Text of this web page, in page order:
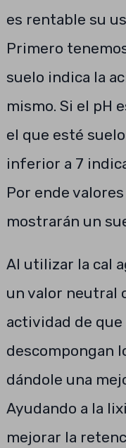
es rentable su
Primero
suelo indica la
mismo. Si el pH
el que esté
inferior a 7
Por ende
mostrarán un
Al utilizar la cal
un valor neutral
actividad de
descompongan
dándole una
Ayudando a la
mejorar la